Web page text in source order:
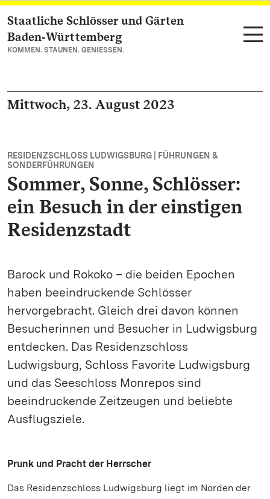
Zum Hauptinhalt springen
Staatliche Schlösser und Gärten
Baden‑Württemberg
KOMMEN. STAUNEN. GENIESSEN.
Mittwoch, 23. August 2023
RESIDENZSCHLOSS LUDWIGSBURG | FÜHRUNGEN &
SONDERFÜHRUNGEN
Sommer, Sonne, Schlösser:
ein Besuch in der einstigen
Residenzstadt
Barock und Rokoko – die beiden Epochen
haben beeindruckende Schlösser
hervorgebracht. Gleich drei davon können
Besucherinnen und Besucher in Ludwigsburg
entdecken. Das Residenzschloss
Ludwigsburg, Schloss Favorite Ludwigsburg
und das Seeschloss Monrepos sind
beeindruckende Zeitzeugen und beliebte
Ausflugsziele.
Prunk und Pracht der Herrscher
Das Residenzschloss Ludwigsburg liegt im Norden der